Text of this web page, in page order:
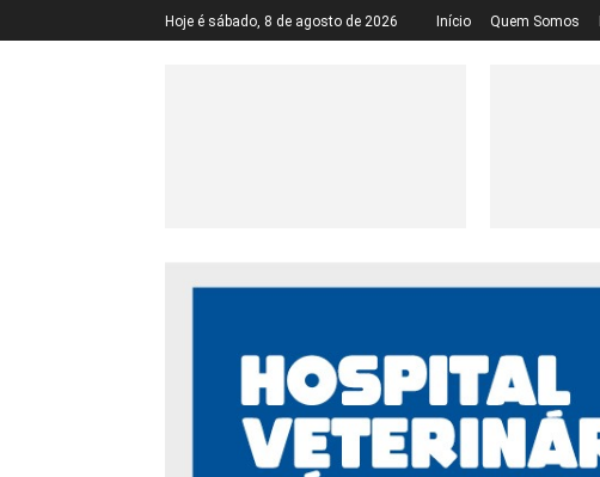
Hoje é sábado, 8 de agosto de 2026 Início Quem Somos